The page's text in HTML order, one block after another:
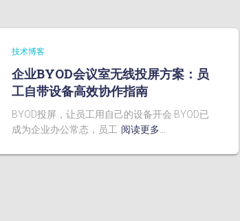
技术博客
企业BYOD会议室无线投屏方案：员
工自带设备高效协作指南
BYOD投屏，让员工用自己的设备开会 BYOD已
成为企业办公常态，员工 阅读更多…